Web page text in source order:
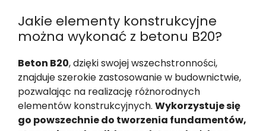
Jakie elementy konstrukcyjne
można wykonać z betonu B20?
Beton B20, dzięki swojej wszechstronności,
znajduje szerokie zastosowanie w budownictwie,
pozwalając na realizację różnorodnych
elementów konstrukcyjnych. Wykorzystuje się
go powszechnie do tworzenia fundamentów,